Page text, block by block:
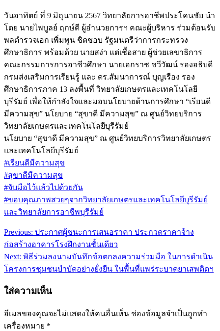
วันอาทิตย์ ที่ 9 มิถุนายน 2567 วิทยาลัยการอาชีพประโคนชัย นำ
โดย นายไพบูลย์ ฤกษ์ดี ผู้อำนวยการฯ คณะผู้บริหาร ร่วมต้อนรับ
พลตำรวจเอก เพิ่มพูน ชิดชอบ รัฐมนตรีว่าการกระทรวง
ศึกษาธิการ พร้อมด้วย นายสง่า แต่เชื้อสาย ผู้ช่วยเลขาธิการ
คณะกรรมการการอาชีวศึกษา นายเอกราช ชวีวัฒน์ รองอธิบดี
กรมส่งเสริมการเรียนรู้ และ ดร.สัมนาการณ์ บุญเรือง รอง
ศึกษาธิการภาค 13 ลงพื้นที่ วิทยาลัยเกษตรและเทคโนโลยี
บุรีรัมย์ เพื่อให้กำลังใจและมอบนโยบายด้านการศึกษา “เรียนดี
มีความสุข” นโยบาย “สุขาดี มีความสุข” ณ ศูนย์วิทยบริการ
วิทยาลัยเกษตรและเทคโนโลยีบุรีรัมย์
นโยบาย “สุขาดี มีความสุข” ณ ศูนย์วิทยบริการวิทยาลัยเกษตร
และเทคโนโลยีบุรีรัมย์
#เรียนดีมีความสุข
#สุขาดีมีความสุข
#จับมือไว้แล้วไปด้วยกัน
#ขอบคุณภาพสวยๆจากวิทยาลัยเกษตรและเทคโนโลยีบุรีรัมย์
และวิทยาลัยการอาชีพบุรีรัมย์
แนะแนว
เรื่อง
Previous: ประกาศผู้ชนะการเสนอราคา ประกวดราคาจ้าง
ก่อสร้างอาคารโรงฝึกงานชั้นเดียว
Next: พิธีร่วมลงนามบันทึกข้อตกลงความร่วมมือ ในการดำเนิน
โครงการชุมชนบำบัดอย่างยั่งยืน ในพื้นที่แพร่ระบาดยาเสพติดฯ
ใส่ความเห็น
อีเมลของคุณจะไม่แสดงให้คนอื่นเห็น ช่องข้อมูลจำเป็นถูกทำ
เครื่องหมาย *